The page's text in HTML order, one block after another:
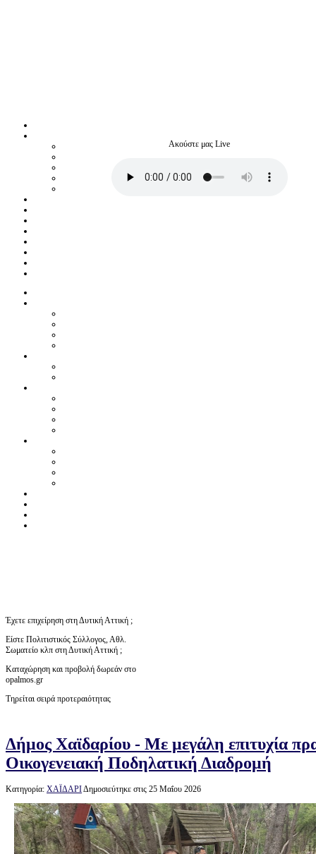
Ακούστε μας Live
Έχετε επιχείρηση στη Δυτική Αττική ;
Είστε Πολιτιστικός Σύλλογος, Αθλ.
Σωματείο κλπ στη Δυτική Αττική ;
Καταχώρηση και προβολή δωρεάν στο
opalmos.gr
Τηρείται σειρά προτεραιότητας
Δήμος Χαϊδαρίου - Με μεγάλη επιτυχία
Οικογενειακή Ποδηλατική Διαδρομή
Κατηγορία: ΧΑΪΔΑΡΙΔημοσιεύτηκε στις 25 Μαΐου 2026